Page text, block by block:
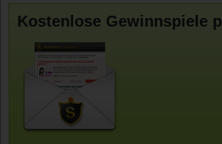
Kostenlose Gewinnspiele